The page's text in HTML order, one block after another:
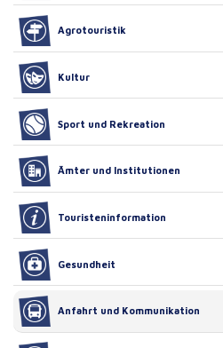
Agrotouristik
Kultur
Sport und Rekreation
Ämter und Institutionen
Touristeninformation
Gesundheit
Anfahrt und Kommunikation